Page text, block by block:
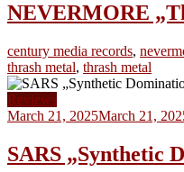
NEVERMORE
century media records,
thrash metal, thrash metal
Reviews
March 21, 2025March 21,
SARS „Synthetic